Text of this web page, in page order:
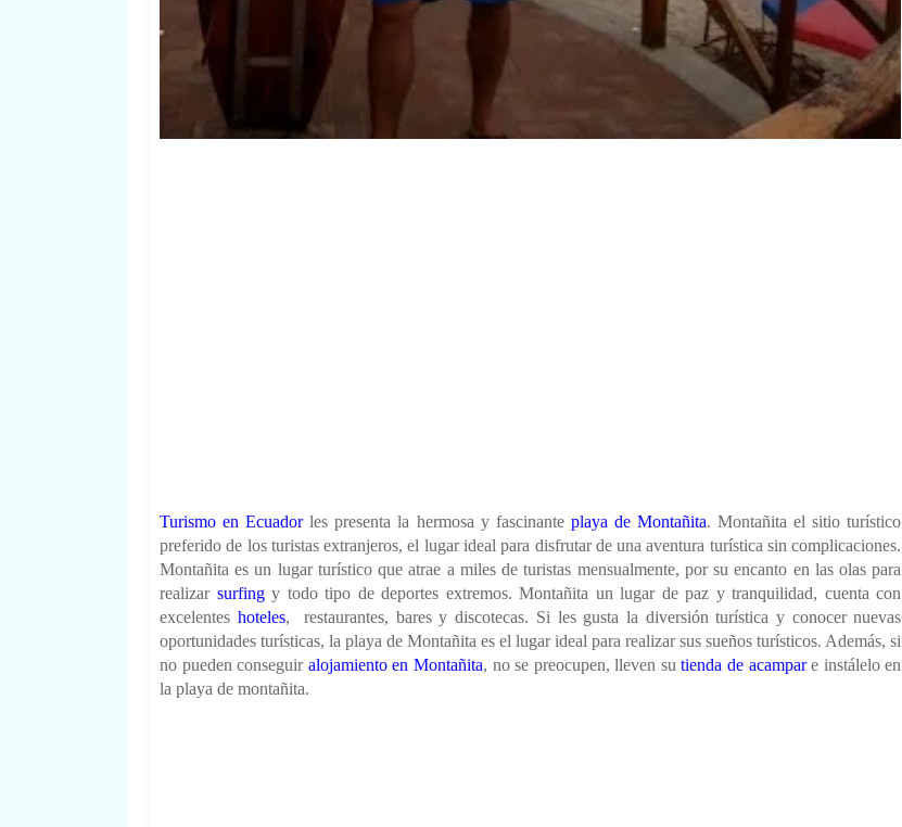
Turismo en Ecuadorles presenta la hermosa y fascinante playa de Montañita. Montañita el sitio turístico
preferido de los turistas extranjeros, el lugar ideal para disfrutar de una aventura turística sin complicaciones.
Montañita es un lugar turístico que atrae a miles de turistas mensualmente, por su encanto en las olas para
realizar surfingy todo tipo de deportes extremos. Montañita un lugar de paz y tranquilidad, cuenta con
excelentes hoteles,
restaurantes, bares y discotecas. Si les gusta la diversión turística y conocer nuevas
oportunidades turísticas, la playa de Montañita es el lugar ideal para realizar sus sueños turísticos. Además, si
no pueden conseguir alojamiento en Montañita, no se preocupen, lleven sutienda de acampare instálelo en
la playa de montañita.